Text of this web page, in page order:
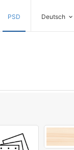
PSD Deutsch